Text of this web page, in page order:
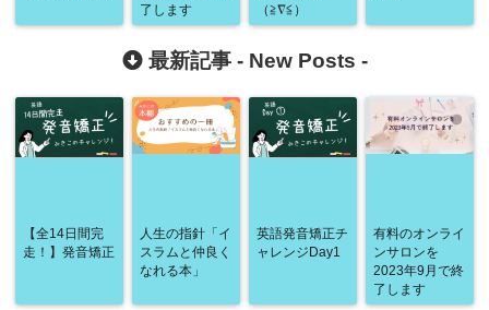
了します
（≧∇≦）
最新記事 - New Posts -
【全14日間完
走！】発音矯正
人生の指針「イ
スラムと仲良く
なれる本」
英語発音矯正チ
ャレンジDay1
有料のオンライ
ンサロンを
2023年9月で終
了します